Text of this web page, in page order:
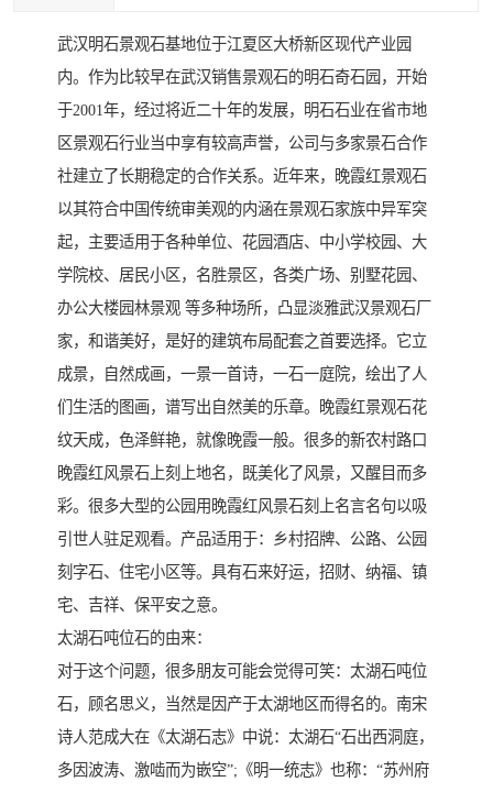
武汉明石景观石基地位于江夏区大桥新区现代产业园
内。作为比较早在武汉销售景观石的明石奇石园，开始
于2001年，经过将近二十年的发展，明石石业在省市地
区景观石行业当中享有较高声誉，公司与多家景石合作
社建立了长期稳定的合作关系。近年来，晚霞红景观石
以其符合中国传统审美观的内涵在景观石家族中异军突
起，主要适用于各种单位、花园酒店、中小学校园、大
学院校、居民小区，名胜景区，各类广场、别墅花园、
办公大楼园林景观 等多种场所，凸显淡雅武汉景观石厂
家，和谐美好，是好的建筑布局配套之首要选择。它立
成景，自然成画，一景一首诗，一石一庭院，绘出了人
们生活的图画，谱写出自然美的乐章。晚霞红景观石花
纹天成，色泽鲜艳，就像晚霞一般。很多的新农村路口
晚霞红风景石上刻上地名，既美化了风景，又醒目而多
彩。很多大型的公园用晚霞红风景石刻上名言名句以吸
引世人驻足观看。产品适用于：乡村招牌、公路、公园
刻字石、住宅小区等。具有石来好运，招财、纳福、镇
宅、吉祥、保平安之意。
太湖石吨位石的由来：
对于这个问题，很多朋友可能会觉得可笑：太湖石吨位
石，顾名思义，当然是因产于太湖地区而得名的。南宋
诗人范成大在《太湖石志》中说：太湖石“石出西洞庭，
多因波涛、激啮而为嵌空”;《明一统志》也称：“苏州府